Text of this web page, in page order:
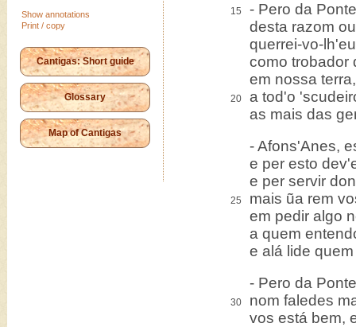
Show annotations
Print / copy
Cantigas: Short guide
Glossary
Map of Cantigas
15
- Pero da
desta razom
querrei-vo-
como trobador
em nossa
20
a tod'o
as mais das
- Afons'Anes,
e per esto
e per servir
25
mais ũa rem
em pedir algo
a quem
e alá lide
- Pero da
30
nom faledes
vos está bem,